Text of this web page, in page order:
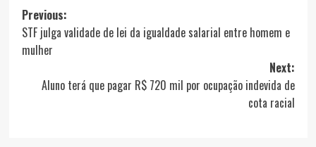
Post
navigation
Previous:
STF julga validade de lei da igualdade salarial entre homem e
mulher
Next:
Aluno terá que pagar R$ 720 mil por ocupação indevida de
cota racial